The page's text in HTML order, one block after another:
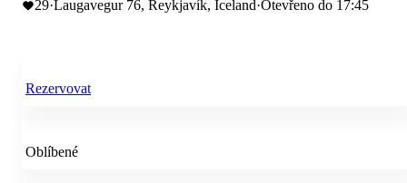
29·Laugavegur 76, Reykjavík, Iceland·Otevřeno do 17:45
Rezervovat
Oblíbené